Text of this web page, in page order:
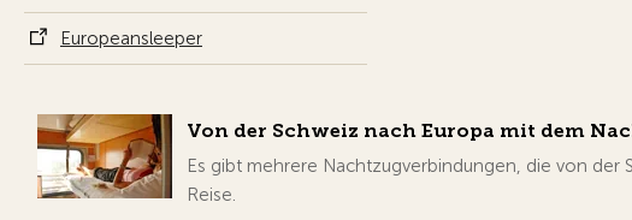
Europeansleeper
Von der Schweiz nach Europa mit dem
Es gibt mehrere Nachtzugverbindungen, die von der
Reise.